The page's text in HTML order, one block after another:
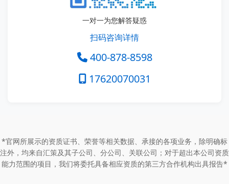
一对一为您解答疑惑
扫码咨询详情
400-878-8598
17620070031
*官网所展示的资质证书、荣誉等相关数据、承接的各项业务，除明确标
注外，均来自汇策及其子公司、分公司、关联公司；对于超出本公司资质
能力范围的项目，我们将委托具备相应资质的第三方合作机构出具报告*